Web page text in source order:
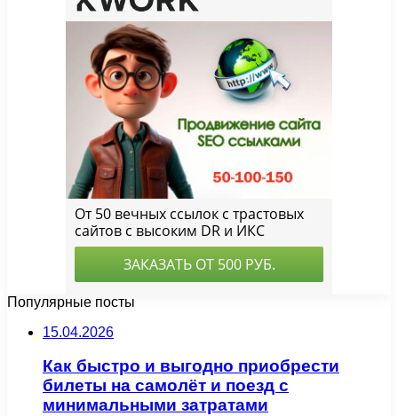
Популярные посты
15.04.2026
Как быстро и выгодно приобрести
билеты на самолёт и поезд с
минимальными затратами